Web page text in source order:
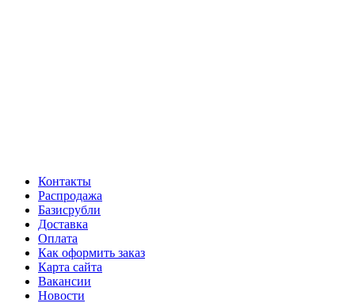
Контакты
Распродажа
Базисрубли
Доставка
Оплата
Как оформить заказ
Карта сайта
Вакансии
Новости